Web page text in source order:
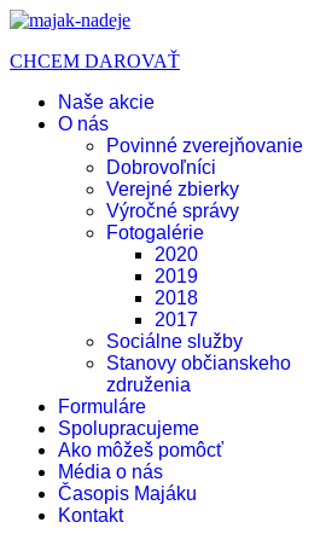
CHCEM DAROVAŤ
Naše akcie
O nás
Povinné zverejňovanie
Dobrovoľníci
Verejné zbierky
Výročné správy
Fotogalérie
2020
2019
2018
2017
Sociálne služby
Stanovy občianskeho
združenia
Formuláre
Spolupracujeme
Ako môžeš pomôcť
Média o nás
Časopis Majáku
Kontakt